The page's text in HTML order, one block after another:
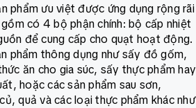
phẩm ưu việt được ứng dụng rộng rãi
có 4 bộ phận chính: bộ cấp nhiệt
để cung cấp cho quạt hoạt động.
phẩm thông dụng như sấy đồ gốm,
ăn cho gia súc, sấy thực phẩm hay
hoặc các sản phẩm sau sơn,
quả và các loại thực phẩm khác như